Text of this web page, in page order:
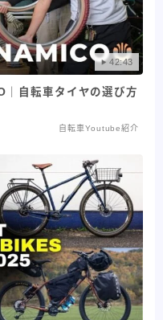
42:43
｜自転車タイヤの選び方
自転車Youtube紹介